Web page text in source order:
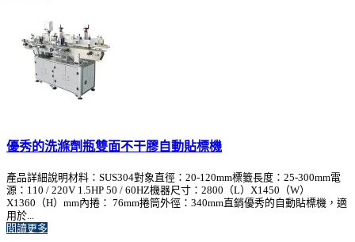
優秀的洗滌劑瓶雙面不干膠自動貼標機
產品詳細說明材料：SUS304對象直徑：20-120mm標籤長度：25-300mm電
源：110 / 220V 1.5HP 50 / 60HZ機器尺寸：2800（L）X1450（W）
X1360（H）mm內捲： 76mm捲筒外徑：340mm直銷優秀的自動貼標機，適
用於...
閱讀更多